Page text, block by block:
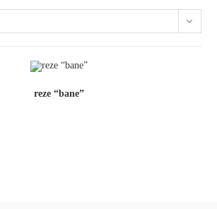
reze “bane”